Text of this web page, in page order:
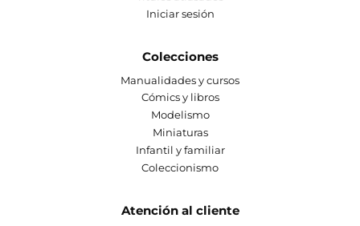
Iniciar sesión
Colecciones
Manualidades y cursos
Cómics y libros
Modelismo
Miniaturas
Infantil y familiar
Coleccionismo
Atención al cliente